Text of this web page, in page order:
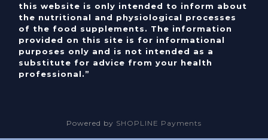
this website is only intended to inform about
the nutritional and physiological processes
of the food supplements. The information
provided on this site is for informational
purposes only and is not intended as a
substitute for advice from your health
professional.”
Powered by SHOPLINE Payments